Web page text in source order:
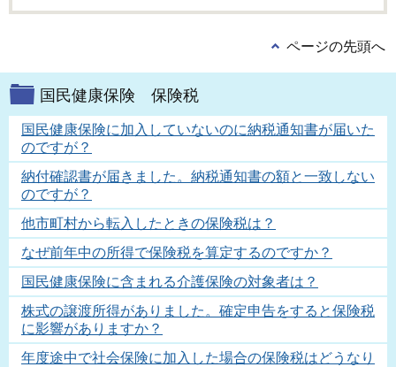
ページの先頭へ
国民健康保険 保険税
国民健康保険に加入していないのに納税通知書が届いた
のですが？
納付確認書が届きました。納税通知書の額と一致しない
のですが？
他市町村から転入したときの保険税は？
なぜ前年中の所得で保険税を算定するのですか？
国民健康保険に含まれる介護保険の対象者は？
株式の譲渡所得がありました。確定申告をすると保険税
に影響がありますか？
年度途中で社会保険に加入した場合の保険税はどうなり